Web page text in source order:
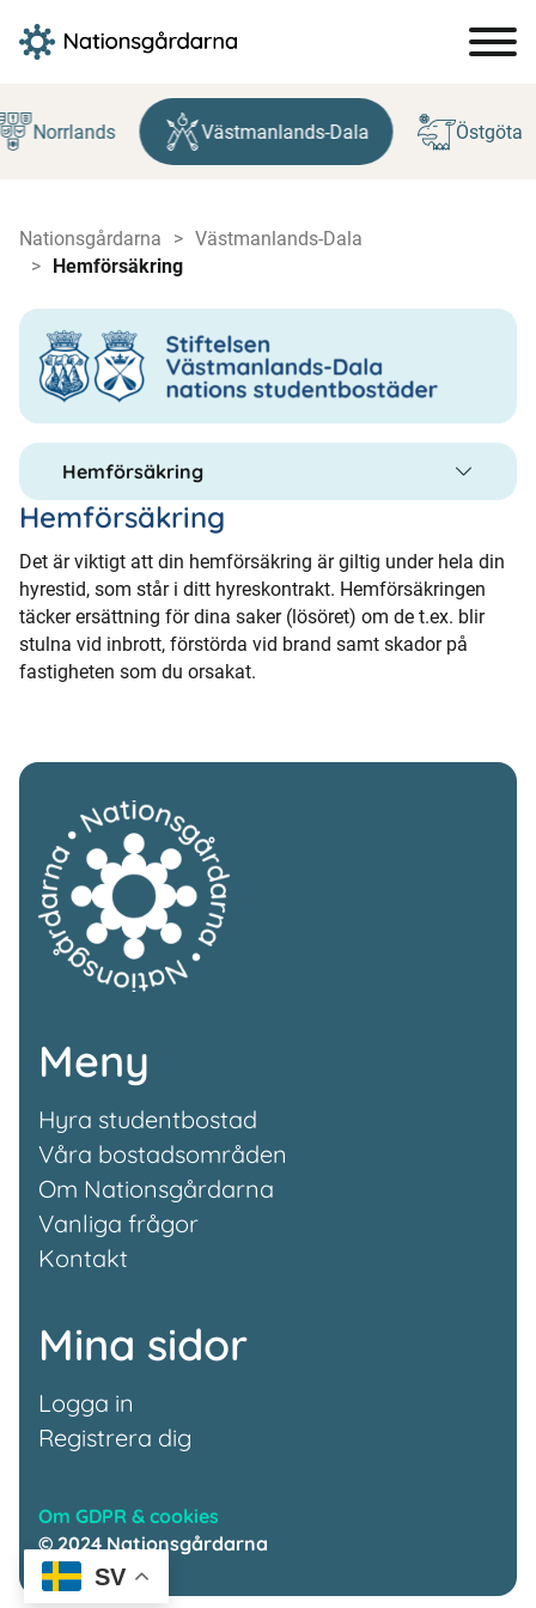
till
innehåll
Norrlands Västmanlands-Dala Östgöta
Nationsgårdarna
Västmanlands-Dala
Hemförsäkring
Hemförsäkring
Hemförsäkring
Det är viktigt att din hemförsäkring är giltig under hela din
hyrestid, som står i ditt hyreskontrakt. Hemförsäkringen
täcker ersättning för dina saker (lösöret) om de t.ex. blir
stulna vid inbrott, förstörda vid brand samt skador på
fastigheten som du orsakat.
Om GDPR & cookies
© 2024 Nationsgårdarna
Meny
Hyra studentbostad
Våra bostadsområden
Om Nationsgårdarna
Vanliga frågor
Kontakt
Mina sidor
Logga in
Registrera dig
SV